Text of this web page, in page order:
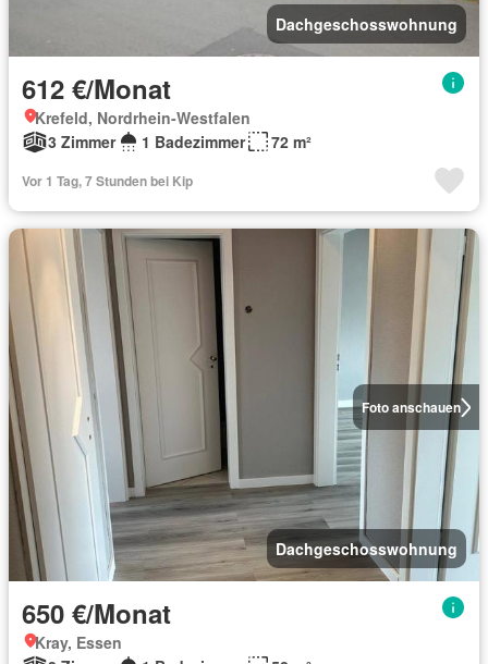
Dachgeschosswohnung
612 €/Monat
Krefeld, Nordrhein-Westfalen
3 Zimmer
1 Badezimmer 72 m²
Vor 1 Tag, 7 Stunden bei Kip
Foto anschauen
Dachgeschosswohnung
650 €/Monat
Kray, Essen